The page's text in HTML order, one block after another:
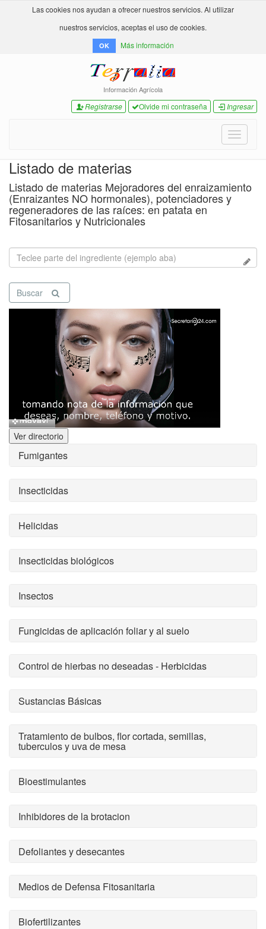
Las cookies nos ayudan a ofrecer nuestros servicios. Al utilizar
nuestros servicios, aceptas el uso de cookies.
OK Más información
Información Agrícola
Registrarse Olvide mi contraseña Ingresar
Toggle
Listado de materias
Listado de materias Mejoradores del enraizamiento
(Enraizantes NO hormonales), potenciadores y
regeneradores de las raíces: en patata en
Fitosanitarios y Nutricionales
Buscar
Ver directorio
Fumigantes
Insecticidas
Helicidas
Insecticidas biológicos
Insectos
Fungicidas de aplicación foliar y al suelo
Control de hierbas no deseadas - Herbicidas
Sustancias Básicas
Tratamiento de bulbos, flor cortada, semillas,
tuberculos y uva de mesa
Bioestimulantes
Inhibidores de la brotacion
Defoliantes y desecantes
Medios de Defensa Fitosanitaria
Biofertilizantes